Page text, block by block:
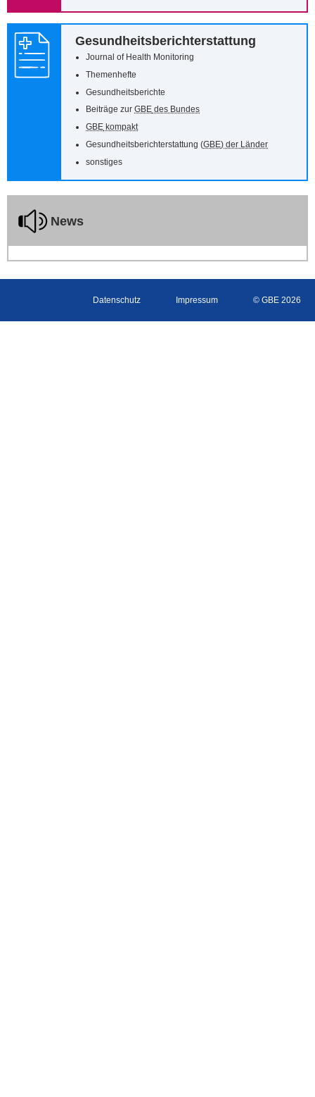
Gesundheitsberichterstattung
Journal of Health Monitoring
Themenhefte
Gesundheitsberichte
Beiträge zur GBE des Bundes
GBE kompakt
Gesundheitsberichterstattung (GBE) der Länder
sonstiges
News
Datenschutz Impressum © GBE 2026